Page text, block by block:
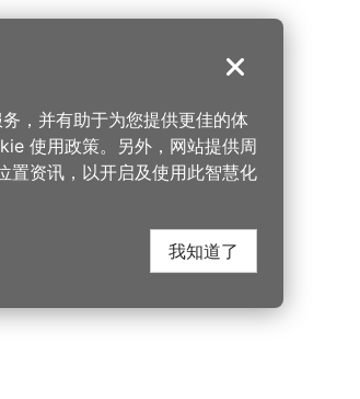
关闭
，并有助于为您提供更佳的体
使用政策。另外，网站提供周
置资讯，以开启及使用此智慧化
我知道了